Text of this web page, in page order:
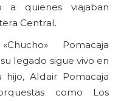
a quienes viajaban
Central.
Pomacaja
legado sigue vivo en
Aldair Pomacaja
como Los